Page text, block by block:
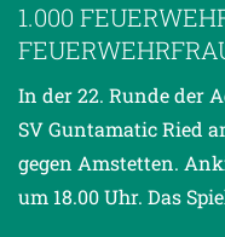
1.000
In der 22. Runde der
SV Guntamatic Ried
gegen Amstetten.
um 18.00 Uhr. Das